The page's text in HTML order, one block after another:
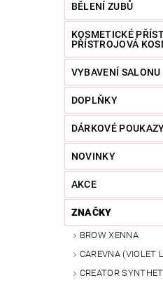
BĚLENÍ ZUBŮ
KOSMETICKÉ
PŘÍSTROJOVÁ
VYBAVENÍ SALONU
DOPLŇKY
DÁRKOVÉ
NOVINKY
AKCE
ZNAČKY
BROW XENNA
CAREVNA (VIOLET
CREATOR